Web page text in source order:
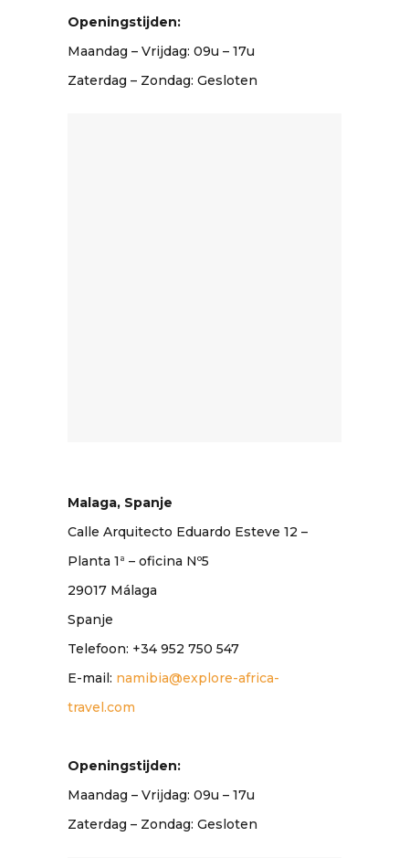
Openingstijden:
Maandag – Vrijdag: 09u – 17u
Zaterdag – Zondag: Gesloten
Malaga, Spanje
Calle Arquitecto Eduardo Esteve 12 –
Planta 1ª – oficina Nº5
29017 Málaga
Spanje
Telefoon: +34 952 750 547
E-mail: namibia@explore-africa-
travel.com
Openingstijden:
Maandag – Vrijdag: 09u – 17u
Zaterdag – Zondag: Gesloten